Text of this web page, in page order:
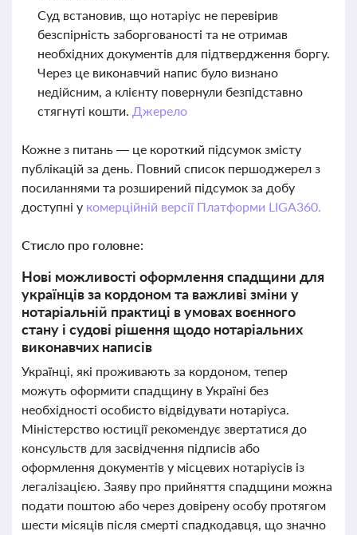
Суд встановив, що нотаріус не перевірив
безспірність заборгованості та не отримав
необхідних документів для підтвердження боргу.
Через це виконавчий напис було визнано
недійсним, а клієнту повернули безпідставно
стягнуті кошти. Джерело
Кожне з питань — це короткий підсумок змісту
публікацій за день. Повний список першоджерел з
посиланнями та розширений підсумок за добу
доступні у комерційній версії Платформи LIGA360.
Стисло про головне:
Нові можливості оформлення спадщини для
українців за кордоном та важливі зміни у
нотаріальній практиці в умовах воєнного
стану і судові рішення щодо нотаріальних
виконавчих написів
Українці, які проживають за кордоном, тепер
можуть оформити спадщину в Україні без
необхідності особисто відвідувати нотаріуса.
Міністерство юстиції рекомендує звертатися до
консульств для засвідчення підписів або
оформлення документів у місцевих нотаріусів із
легалізацією. Заяву про прийняття спадщини можна
подати поштою або через довірену особу протягом
шести місяців після смерті спадкодавця, що значно